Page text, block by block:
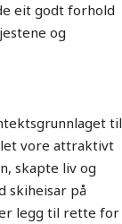
eit godt forhold
og
til
vore attraktivt
skapte liv og
skiheisar på
legg til rette for